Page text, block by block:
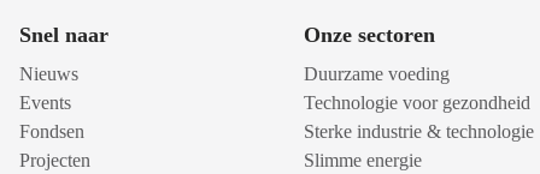
Snel naar
Nieuws
Events
Fondsen
Projecten
Onze sectoren
Duurzame voeding
Technologie voor gezondheid
Sterke industrie & technologie
Slimme energie